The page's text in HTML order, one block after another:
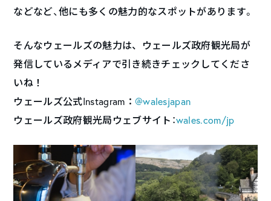
などなど、他にも多くの魅力的なスポットがあります。
そんなウェールズの魅力は、ウェールズ政府観光局が
発信しているメディアで引き続きチェックしてくださ
いね！
ウェールズ公式Instagram： @walesjapan
ウェールズ政府観光局ウェブサイト：wales.com/jp